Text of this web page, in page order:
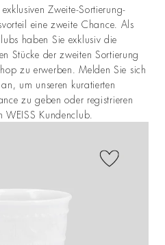
Zweite-Sortierung-
eine zweite Chance. Als
haben Sie exklusiv die
Stücke der zweiten Sortierung
zu erwerben. Melden Sie sich
um unseren kuratierten
zu geben oder registrieren
WEISS Kundenclub.